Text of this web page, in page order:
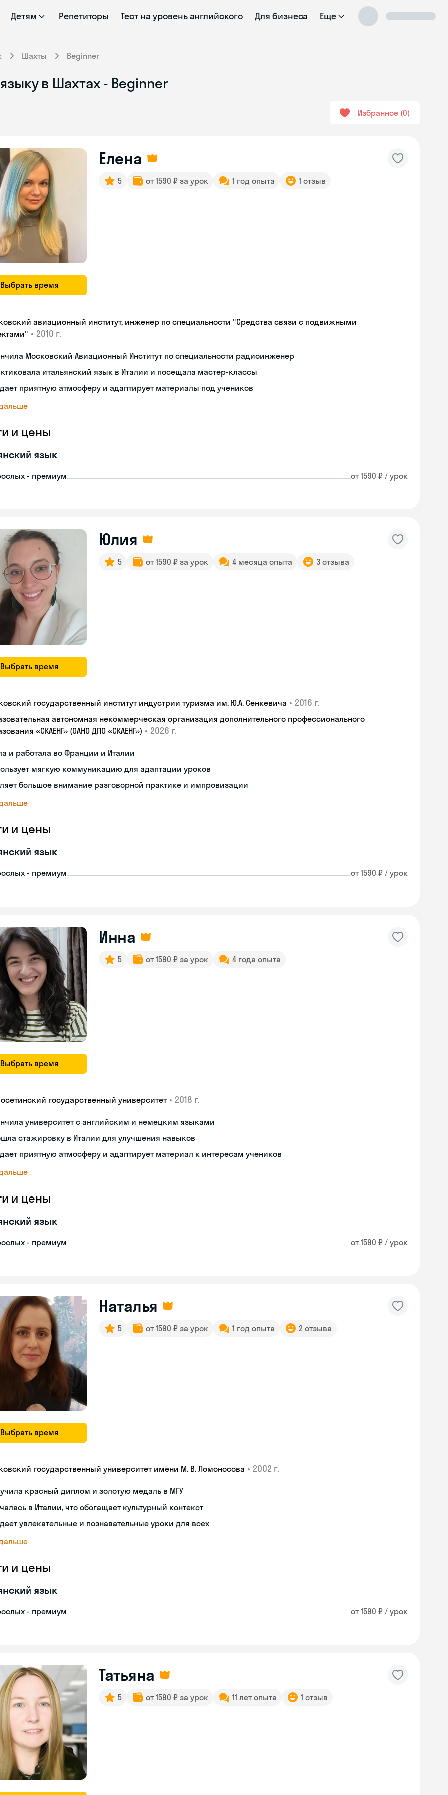
Детям Репетиторы Тест на уровень английского Для бизнеса Еще
Шахты Beginner
в Шахтах - Beginner
Избранное 0
Выбрать время
Елена
5 от 1590 ₽ за урок 1 год опыта 1 отзыв
авиационный институт, инженер по специальности "Средства связи с подвижными
• 2010 г.
Московский Авиационный Институт по специальности радиоинженер
итальянский язык в Италии и посещала мастер-классы
приятную атмосферу и адаптирует материалы под учеников
и цены
язык
- премиум от 1590 ₽ / урок
Выбрать время
Юлия
5 от 1590 ₽ за урок 4 месяца опыта 3 отзыва
государственный институт индустрии туризма им. Ю.А. Сенкевича • 2016 г.
автономная некоммерческая организация дополнительного профессионального
«СКАЕНГ» (ОАНО ДПО «СКАЕНГ») • 2026 г.
и работала во Франции и Италии
мягкую коммуникацию для адаптации уроков
большое внимание разговорной практике и импровизации
и цены
язык
- премиум от 1590 ₽ / урок
Выбрать время
Инна
5 от 1590 ₽ за урок 4 года опыта
государственный университет • 2018 г.
университет с английским и немецким языками
стажировку в Италии для улучшения навыков
приятную атмосферу и адаптирует материал к интересам учеников
и цены
язык
- премиум от 1590 ₽ / урок
Выбрать время
Наталья
5 от 1590 ₽ за урок 1 год опыта 2 отзыва
государственный университет имени М. В. Ломоносова • 2002 г.
красный диплом и золотую медаль в МГУ
в Италии, что обогащает культурный контекст
увлекательные и познавательные уроки для всех
и цены
язык
- премиум от 1590 ₽ / урок
Татьяна
5 от 1590 ₽ за урок 11 лет опыта 1 отзыв